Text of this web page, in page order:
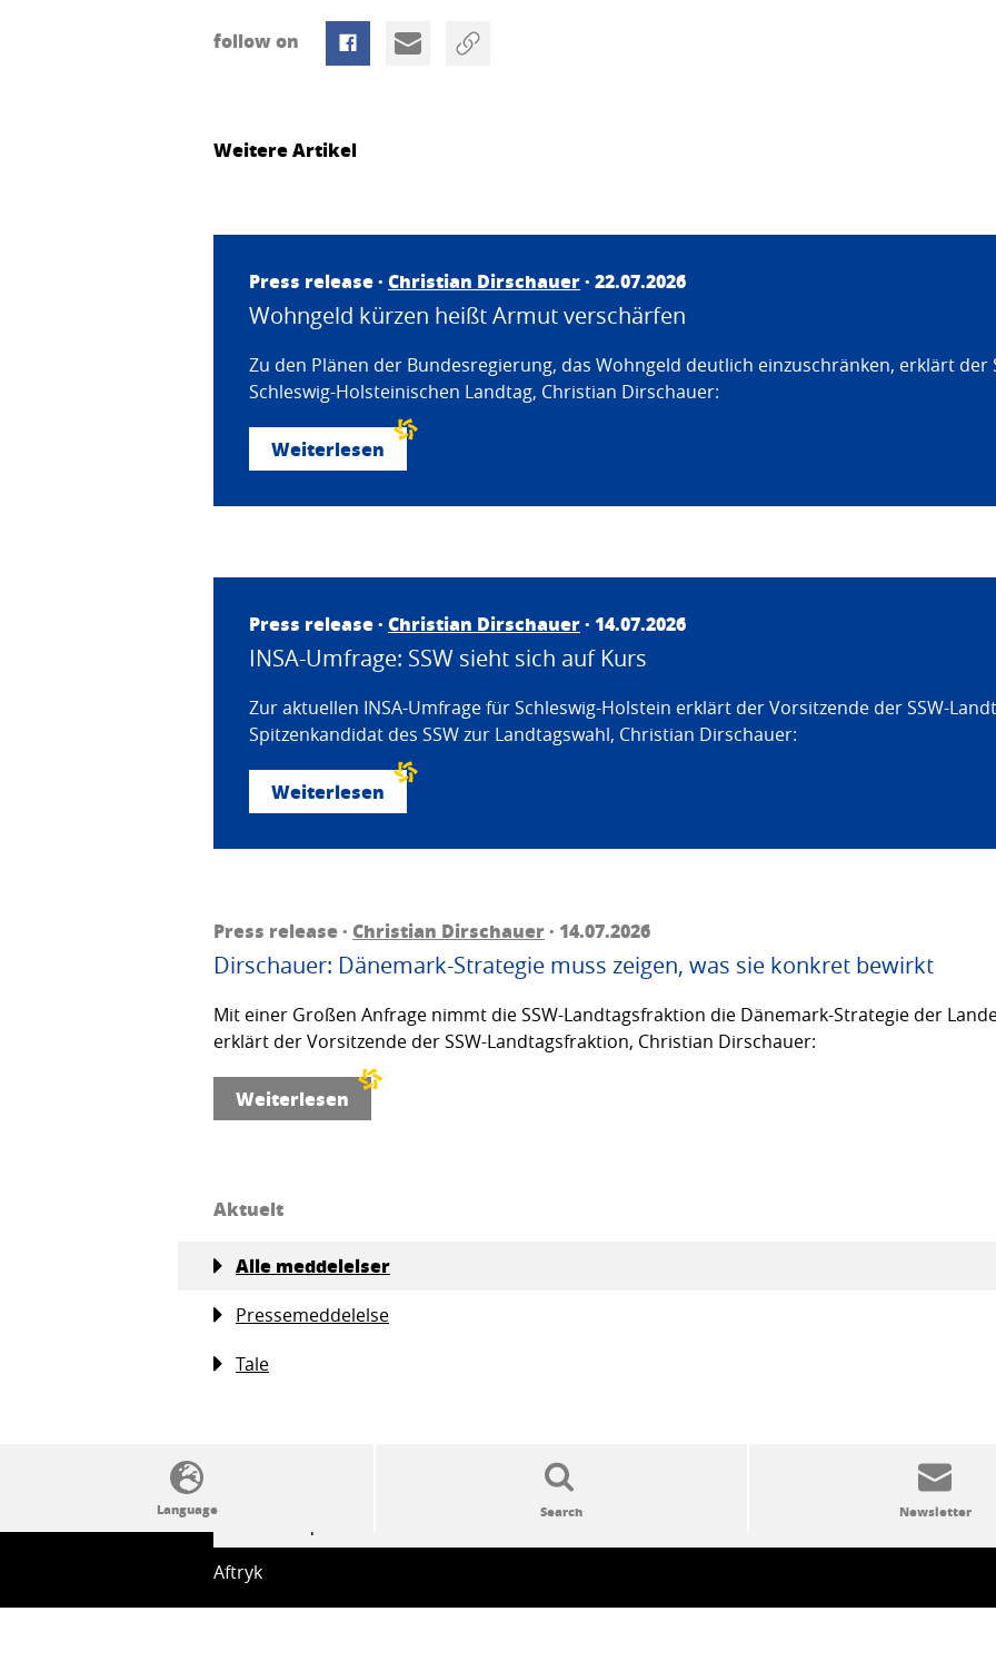
follow on
Weitere Artikel
Press release · Christian Dirschauer· 22.07.2026
Wohngeld kürzen heißt Armut verschärfen
Zu den Plänen der Bundesregierung, das Wohngeld deutlich einzuschränken, erklärt der
Schleswig-Holsteinischen Landtag, Christian Dirschauer:
Weiterlesen
Press release · Christian Dirschauer· 14.07.2026
INSA-Umfrage: SSW sieht sich auf Kurs
Zur aktuellen INSA-Umfrage für Schleswig-Holstein erklärt der Vorsitzende der SSW-
Spitzenkandidat des SSW zur Landtagswahl, Christian Dirschauer:
Weiterlesen
Press release · Christian Dirschauer· 14.07.2026
Dirschauer: Dänemark-Strategie muss zeigen, was sie konkret bewirkt
Mit einer Großen Anfrage nimmt die SSW-Landtagsfraktion die Dänemark-Strategie der
erklärt der Vorsitzende der SSW-Landtagsfraktion, Christian Dirschauer:
Weiterlesen
Aktuelt
Alle meddelelser
Pressemeddelelse
Tale
Aftryk